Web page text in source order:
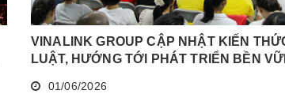
VINALINK GROUP CẬP NHẬT KIẾN
LUẬT, HƯỚNG TỚI PHÁT TRIỂN BỀN
01/06/2026